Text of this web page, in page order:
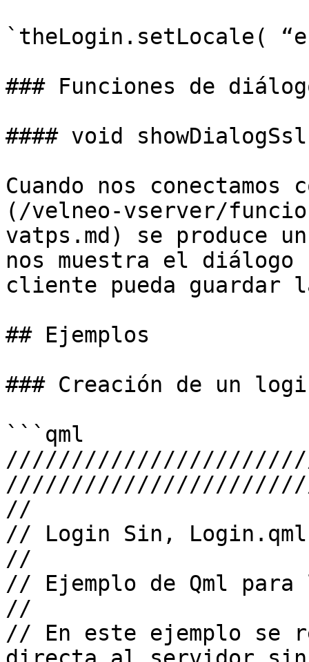
`theLogin.setLocale(
### Funciones de
#### void
Cuando nos
(/velneo-vserver/
vatps.md) se produce
nos muestra el
cliente pueda guardar
## Ejemplos
### Creación de un
```qml
//
// Login Sin, Login.qml
//
// Ejemplo de Qml
//
// En este ejemplo se